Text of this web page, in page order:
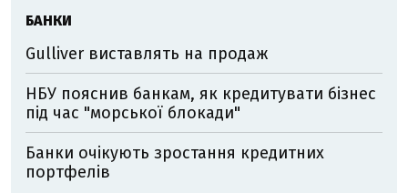
БАНКИ
Gulliver виставлять на продаж
НБУ пояснив банкам, як кредитувати бізнес
під час "морської блокади"
Банки очікують зростання кредитних
портфелів